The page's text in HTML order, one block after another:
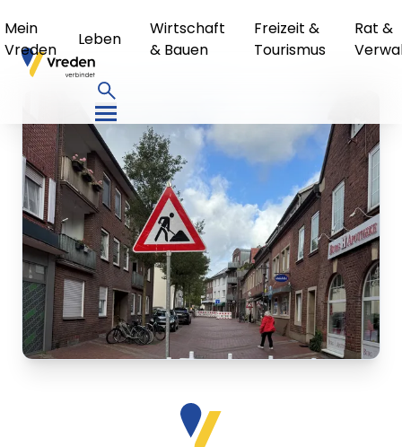
Mein
Vreden
Leben
Wirtschaft
& Bauen
Freizeit &
Tourismus
Rat &